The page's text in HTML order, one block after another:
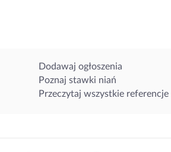
Dodawaj ogłoszenia
Poznaj stawki niań
Przeczytaj wszystkie referencje